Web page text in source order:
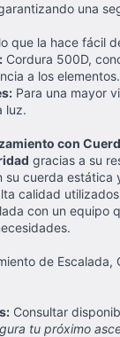
una
que la hace fácil
Cordura 500D,
a los elementos.
Para una mayor
luz.
con
gracias a su
su cuerda estática
calidad
con un equipo
de Escalada,
Consultar
tu próximo